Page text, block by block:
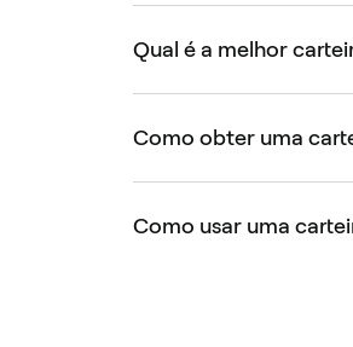
Qual é a melhor
Como obter uma
Como usar uma